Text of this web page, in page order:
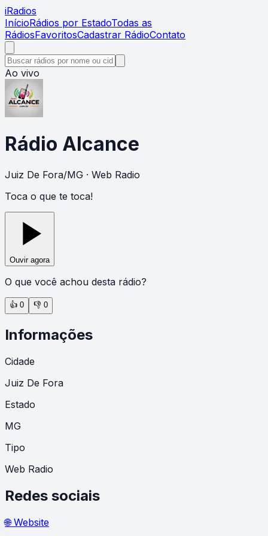
iRadios
InícioRádios por EstadoTodas as
RádiosFavoritosCadastrar RádioContato
Ao vivo
Rádio Alcance
Juiz De Fora/MG · Web Radio
Toca o que te toca!
Ouvir agora
O que você achou desta rádio?
👍 0 👎 0
Informações
Cidade
Juiz De Fora
Estado
MG
Tipo
Web Radio
Redes sociais
🌐 Website